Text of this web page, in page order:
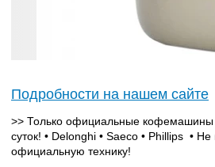
Подробности на нашем сайте
>> Только официальные кофемашины
суток! • Delonghi • Saeco • Phillips •
официальную технику!